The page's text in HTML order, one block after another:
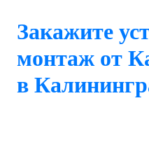
Закажите
монтаж от
в